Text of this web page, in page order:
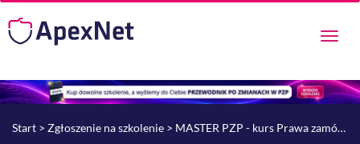
Start > Zgłoszenie na szkolenie > MASTER PZP - kurs Prawa zamówień publicznych z licencją ApexNet.